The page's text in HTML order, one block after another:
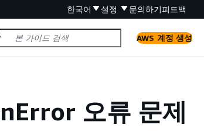
한국어 설정 문의하기피드백
AWS 계정 생성
오류 문제